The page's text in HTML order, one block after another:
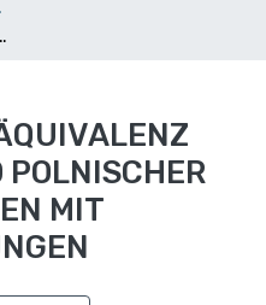
MIT FARBBEZEICHNUNGEN
POLNISCHER
MIT